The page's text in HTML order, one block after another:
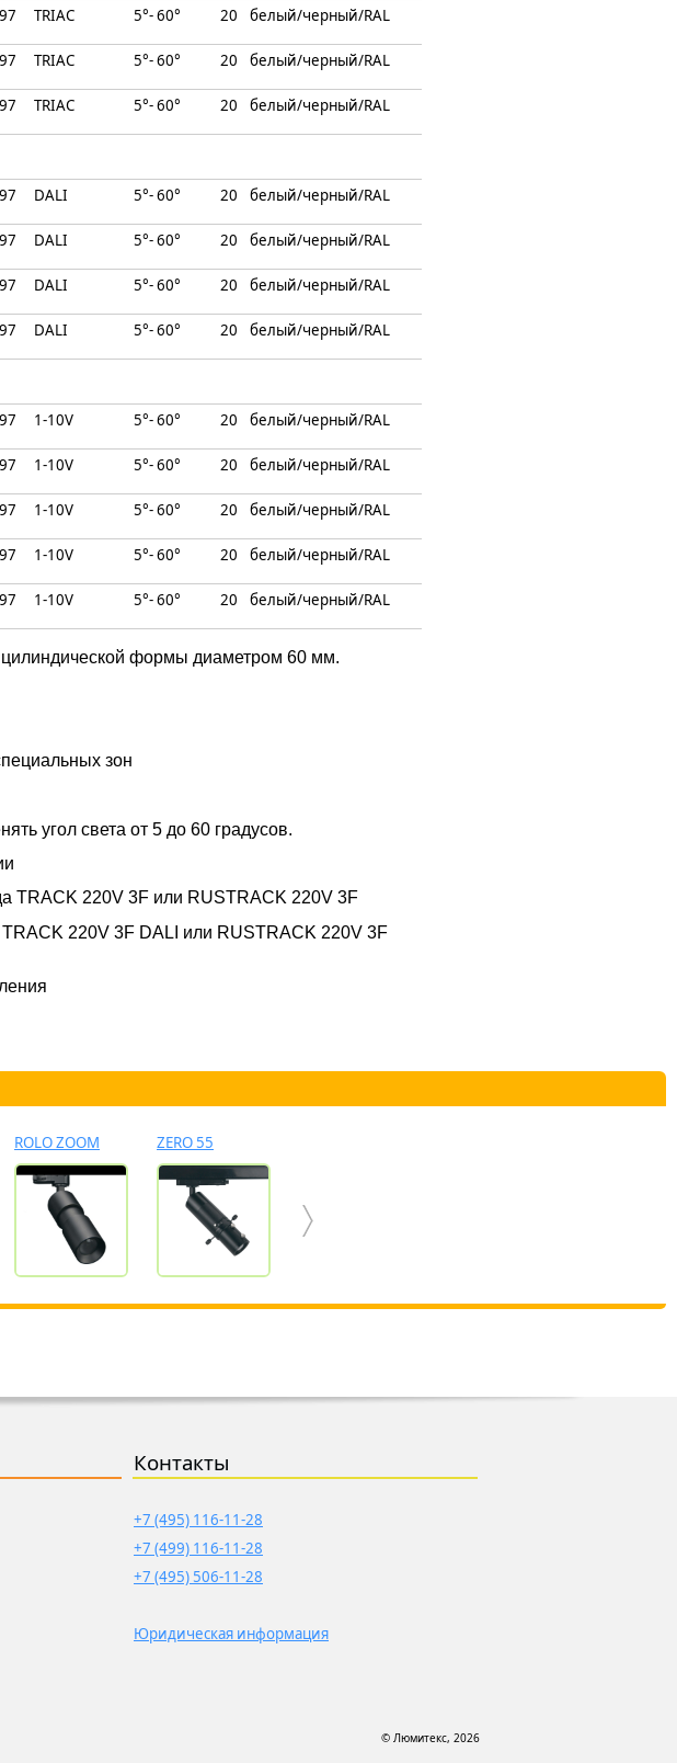
97 TRIAC 5°- 60° 20 белый/черный/RAL
97 TRIAC 5°- 60° 20 белый/черный/RAL
97 TRIAC 5°- 60° 20 белый/черный/RAL
97 DALI 5°- 60° 20 белый/черный/RAL
97 DALI 5°- 60° 20 белый/черный/RAL
97 DALI 5°- 60° 20 белый/черный/RAL
97 DALI 5°- 60° 20 белый/черный/RAL
97 1-10V 5°- 60° 20 белый/черный/RAL
97 1-10V 5°- 60° 20 белый/черный/RAL
97 1-10V 5°- 60° 20 белый/черный/RAL
97 1-10V 5°- 60° 20 белый/черный/RAL
97 1-10V 5°- 60° 20 белый/черный/RAL
формы диаметром 60 мм.
зон
угол света от 5 до 60 градусов.
TRACK 220V 3F или RUSTRACK 220V 3F
220V 3F DALI или RUSTRACK 220V 3F
ROLO ZOOM ZERO 55
Контакты
+7 (495) 116-11-28
+7 (499) 116-11-28
+7 (495) 506-11-28
Юридическая информация
© Люмитекс, 2026